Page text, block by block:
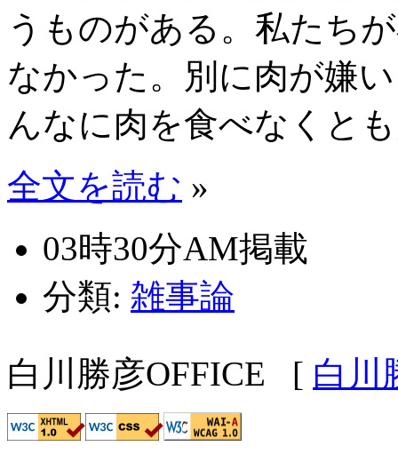
うものがある。私たち
なかった。別に肉が嫌
んなに肉を食べなくと
全文を読む »
03時30分AM掲載
分類: 雑事論
白川勝彦OFFICE [ 白川